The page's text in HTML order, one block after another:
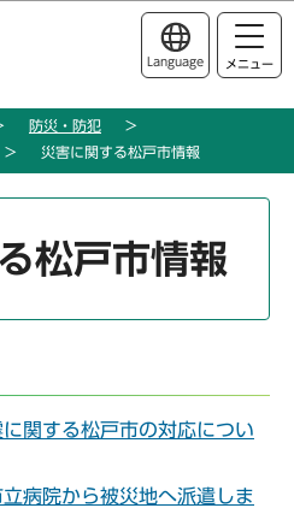
の本文へ移動
Language メニュー
防災・防犯
災害に関する松戸市情報
松戸市情報
関する松戸市の対応につい
病院から被災地へ派遣しま